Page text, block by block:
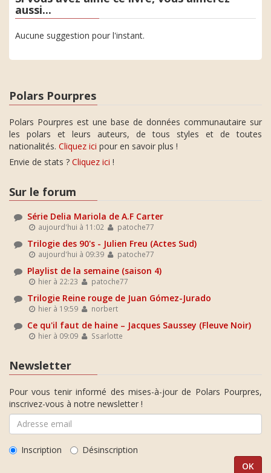
aussi...
Aucune suggestion pour l'instant.
Polars Pourpres
Polars Pourpres est une base de données communautaire sur
les polars et leurs auteurs, de tous styles et de toutes
nationalités. Cliquez ici pour en savoir plus !
Envie de stats ? Cliquez ici !
Sur le forum
Série Delia Mariola de A.F Carter
aujourd'hui à 11:02 patoche77
Trilogie des 90's - Julien Freu (Actes Sud)
aujourd'hui à 09:39 patoche77
Playlist de la semaine (saison 4)
hier à 22:23 patoche77
Trilogie Reine rouge de Juan Gómez-Jurado
hier à 19:59 norbert
Ce qu'il faut de haine – Jacques Saussey (Fleuve Noir)
hier à 09:09 Ssarlotte
Newsletter
Pour vous tenir informé des mises-à-jour de Polars Pourpres,
inscrivez-vous à notre newsletter !
Inscription Désinscription